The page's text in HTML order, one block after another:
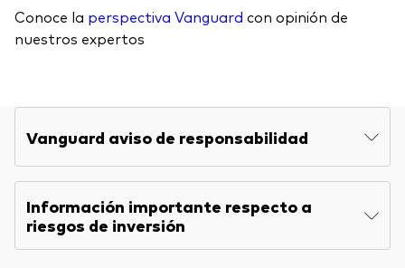
Conoce la perspectiva Vanguard con opinión de
nuestros expertos
Vanguard aviso de responsabilidad
Información importante respecto a
riesgos de inversión